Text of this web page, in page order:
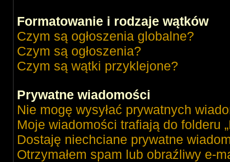
Formatowanie i rodzaje wątków
Czym są ogłoszenia globalne?
Czym są ogłoszenia?
Czym są wątki przyklejone?
Prywatne wiadomości
Nie mogę wysyłać prywatnych
Moje wiadomości trafiają do folderu
Dostaję niechciane prywatne
Otrzymałem spam lub obraźliwy e-